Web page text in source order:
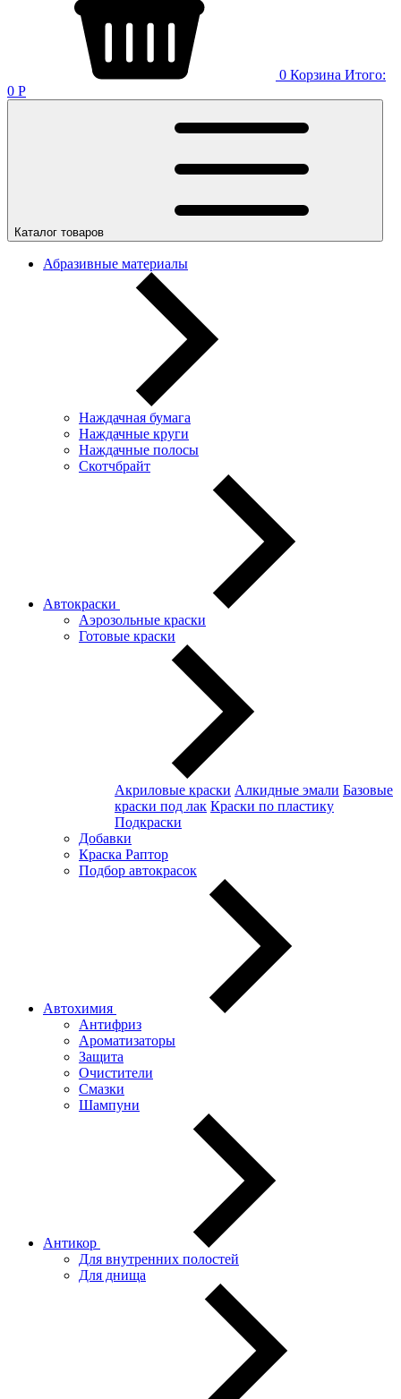
0 Корзина Итого:
0 Р
Каталог товаров
Абразивные материалы
Наждачная бумага
Наждачные круги
Наждачные полосы
Скотчбрайт
Автокраски
Аэрозольные краски
Готовые краски
Акриловые краски Алкидные эмали Базовые
краски под лак Краски по пластику
Подкраски
Добавки
Краска Раптор
Подбор автокрасок
Автохимия
Антифриз
Ароматизаторы
Защита
Очистители
Смазки
Шампуни
Антикор
Для внутренних полостей
Для днища